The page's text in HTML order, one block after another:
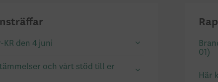
KR den 4 juni
och vårt stöd till er
01)
Här